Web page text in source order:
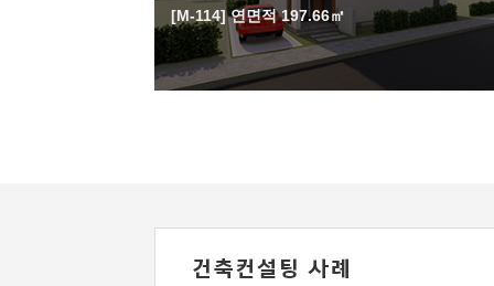
[M-114] 연면적 197.66㎡